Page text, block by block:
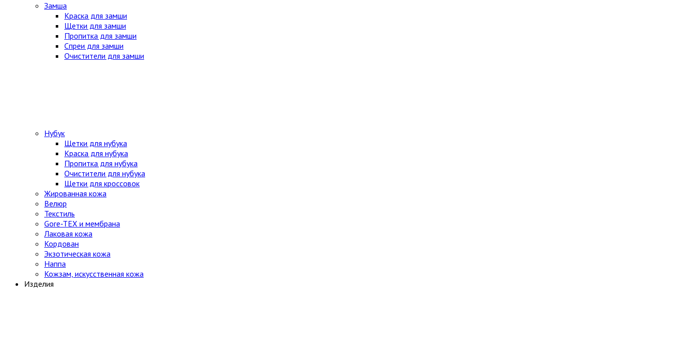
Замша
Краска для замши
Щетки для замши
Пропитка для замши
Спреи для замши
Очистители для замши
Нубук
Щетки для нубука
Краска для нубука
Пропитка для нубука
Очистители для нубука
Щетки для кроссовок
Жированная кожа
Велюр
Текстиль
Gore-TEX и мембрана
Лаковая кожа
Кордован
Экзотическая кожа
Наппа
Кожзам, искусственная кожа
Изделия